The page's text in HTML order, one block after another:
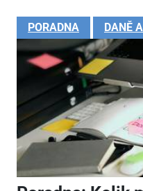
PORADNA DANĚ